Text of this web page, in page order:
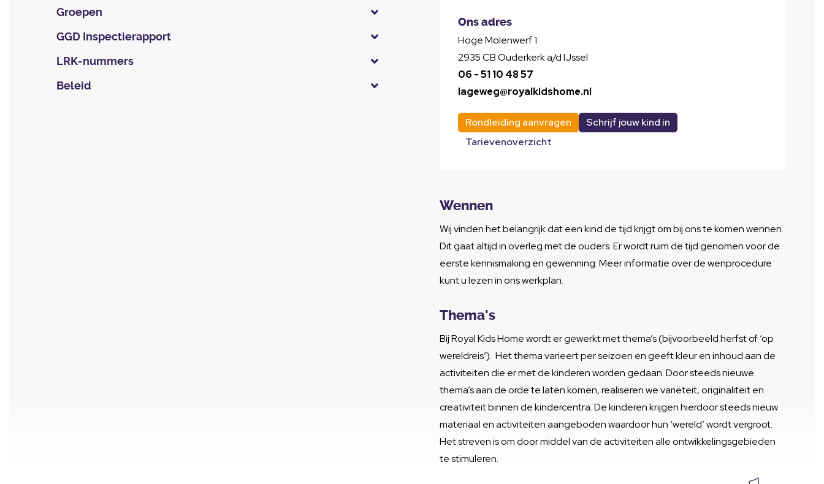
Groepen
GGD Inspectierapport
LRK-nummers
Beleid
Ons adres
Hoge Molenwerf 1
2935 CB Ouderkerk a/d IJssel
06 - 51 10 48 57
lageweg@royalkidshome.nl
Rondleiding aanvragen
Schrijf jouw kind in
Tarievenoverzicht
Wennen
Wij vinden het belangrijk dat een kind de tijd krijgt om bij ons te komen wennen.
Dit gaat altijd in overleg met de ouders. Er wordt ruim de tijd genomen voor de
eerste kennismaking en gewenning. Meer informatie over de wenprocedure
kunt u lezen in ons werkplan.
Thema's
Bij Royal Kids Home wordt er gewerkt met thema’s (bijvoorbeeld herfst of ‘op
wereldreis’). Het thema varieert per seizoen en geeft kleur en inhoud aan de
activiteiten die er met de kinderen worden gedaan. Door steeds nieuwe
thema’s aan de orde te laten komen, realiseren we variëteit, originaliteit en
creativiteit binnen de kindercentra. De kinderen krijgen hierdoor steeds nieuw
materiaal en activiteiten aangeboden waardoor hun ‘wereld’ wordt vergroot.
Het streven is om door middel van de activiteiten alle ontwikkelingsgebieden
te stimuleren.